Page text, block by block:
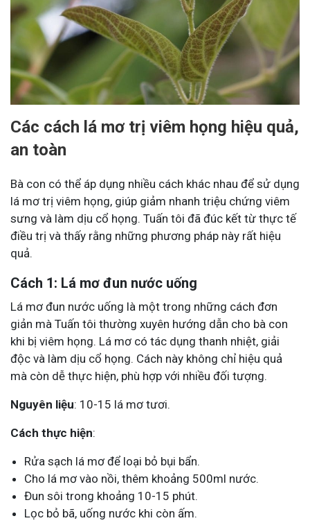
Các cách lá mơ trị viêm họng hiệu quả,
an toàn
Bà con có thể áp dụng nhiều cách khác nhau để sử dụng
lá mơ trị viêm họng, giúp giảm nhanh triệu chứng viêm
sưng và làm dịu cổ họng. Tuấn tôi đã đúc kết từ thực tế
điều trị và thấy rằng những phương pháp này rất hiệu
quả.
Cách 1: Lá mơ đun nước uống
Lá mơ đun nước uống là một trong những cách đơn
giản mà Tuấn tôi thường xuyên hướng dẫn cho bà con
khi bị viêm họng. Lá mơ có tác dụng thanh nhiệt, giải
độc và làm dịu cổ họng. Cách này không chỉ hiệu quả
mà còn dễ thực hiện, phù hợp với nhiều đối tượng.
Nguyên liệu: 10-15 lá mơ tươi.
Cách thực hiện:
Rửa sạch lá mơ để loại bỏ bụi bẩn.
Cho lá mơ vào nồi, thêm khoảng 500ml nước.
Đun sôi trong khoảng 10-15 phút.
Lọc bỏ bã, uống nước khi còn ấm.